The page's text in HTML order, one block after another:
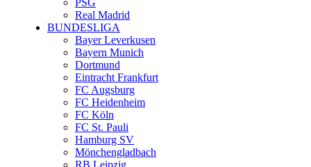
PSG
Real Madrid
BUNDESLIGA
Bayer Leverkusen
Bayern Munich
Dortmund
Eintracht Frankfurt
FC Augsburg
FC Heidenheim
FC Köln
FC St. Pauli
Hamburg SV
Mönchengladbach
RB Leipzig